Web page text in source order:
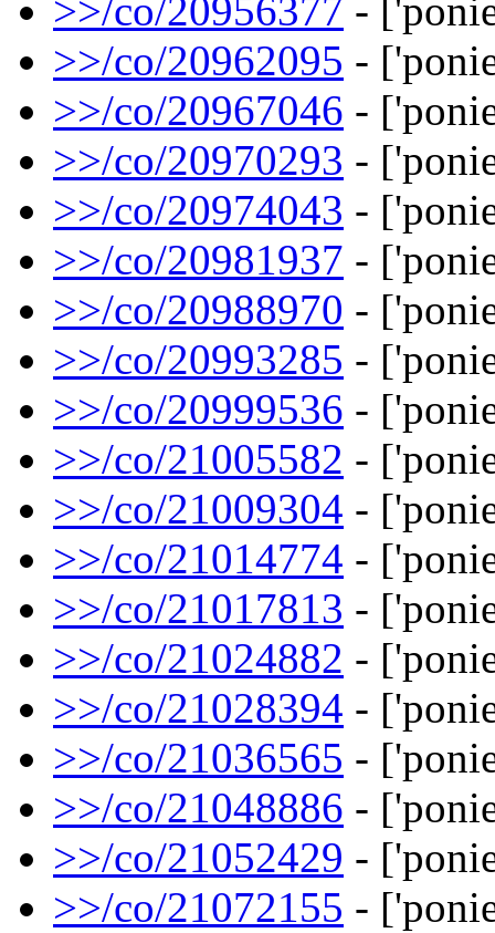
>>/co/20956377 -
>>/co/20962095 -
>>/co/20967046 -
>>/co/20970293 -
>>/co/20974043 -
>>/co/20981937 -
>>/co/20988970 -
>>/co/20993285 -
>>/co/20999536 -
>>/co/21005582 -
>>/co/21009304 -
>>/co/21014774 -
>>/co/21017813 -
>>/co/21024882 -
>>/co/21028394 -
>>/co/21036565 -
>>/co/21048886 -
>>/co/21052429 -
>>/co/21072155 -